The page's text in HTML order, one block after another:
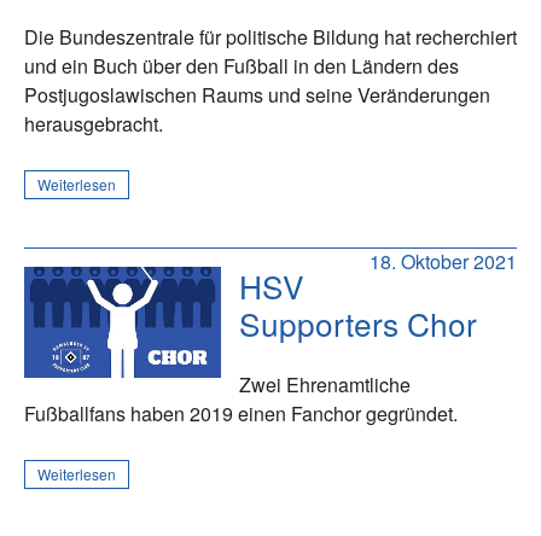
Die Bundeszentrale für politische Bildung hat recherchiert
und ein Buch über den Fußball in den Ländern des
Postjugoslawischen Raums und seine Veränderungen
herausgebracht.
Weiterlesen
18. Oktober 2021
HSV
Supporters Chor
Zwei Ehrenamtliche
Fußballfans haben 2019 einen Fanchor gegründet.
Weiterlesen